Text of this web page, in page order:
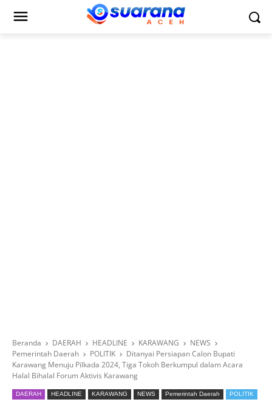
Beranda DAERAH HEADLINE KARAWANG
NEWS
Pemerintah Daerah
POLITIK
Ditanyai Persiapan Calon Bupati
Karawang Menuju Pilkada 2024, Tiga Tokoh Berkumpul dalam Acara
Halal Bihalal Forum Aktivis Karawang
DAERAH HEADLINE KARAWANG NEWS Pemerintah Daerah POLITIK